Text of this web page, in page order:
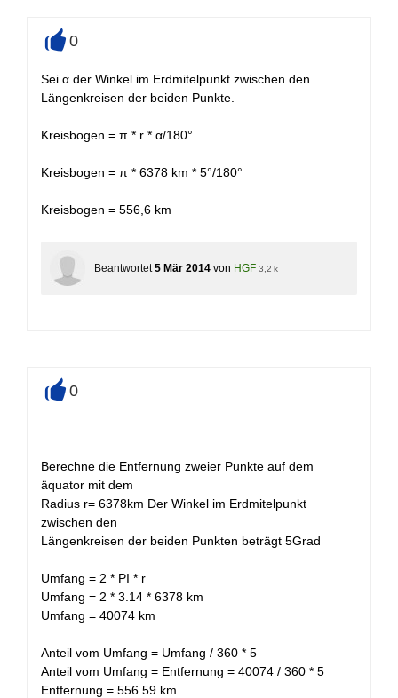
0
Sei α der Winkel im Erdmitelpunkt zwischen den
Längenkreisen der beiden Punkte.
Kreisbogen = π * r * α/180°
Kreisbogen = π * 6378 km * 5°/180°
Kreisbogen = 556,6 km
Beantwortet 5 Mär 2014 von HGF 3,2 k
0
Berechne die Entfernung zweier Punkte auf dem
äquator mit dem
Radius r= 6378km Der Winkel im Erdmitelpunkt
zwischen den
Längenkreisen der beiden Punkten beträgt 5Grad
Umfang = 2 * PI * r
Umfang = 2 * 3.14 * 6378 km
Umfang = 40074 km
Anteil vom Umfang = Umfang / 360 * 5
Anteil vom Umfang = Entfernung = 40074 / 360 * 5
Entfernung = 556.59 km